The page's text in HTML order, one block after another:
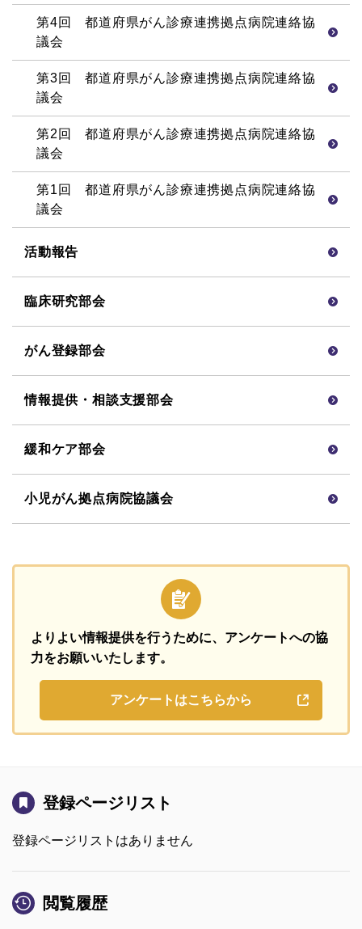
第4回 都道府県がん診療連携拠点病院連絡協
議会
第3回 都道府県がん診療連携拠点病院連絡協
議会
第2回 都道府県がん診療連携拠点病院連絡協
議会
第1回 都道府県がん診療連携拠点病院連絡協
議会
活動報告
臨床研究部会
がん登録部会
情報提供・相談支援部会
緩和ケア部会
小児がん拠点病院協議会
よりよい情報提供を行うために、 アンケートへの協
力をお願いいたします。
アンケートはこちらから
登録ページリスト
登録ページリストはありません
閲覧履歴